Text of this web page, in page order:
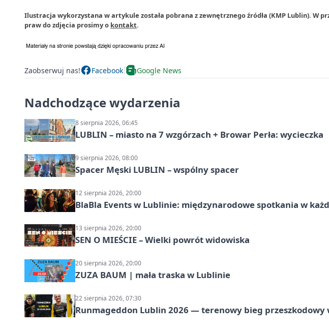
Ilustracja wykorzystana w artykule została pobrana z zewnętrznego źródła (KMP Lublin). W
praw do zdjęcia prosimy o kontakt.
Zaobserwuj nas! Facebook Google News
Nadchodzące wydarzenia
8 sierpnia 2026, 06:45
LUBLIN – miasto na 7 wzgórzach + Browar Perła: wycieczka
9 sierpnia 2026, 08:00
Spacer Męski LUBLIN – wspólny spacer
12 sierpnia 2026, 20:00
BlaBla Events w Lublinie: międzynarodowe spotkania w
13 sierpnia 2026, 20:00
SEN O MIEŚCIE – Wielki powrót widowiska
20 sierpnia 2026, 20:00
ZUZA BAUM | mała traska w Lublinie
22 sierpnia 2026, 07:30
Runmageddon Lublin 2026 — terenowy bieg przeszkodowy